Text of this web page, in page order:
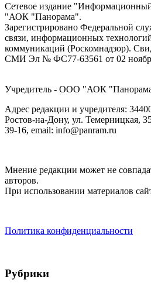
Сетевое издание
"АОК "Панорама".
Зарегистрировано Федеральной
связи, информационных
коммуникаций (Роскомнадзор).
СМИ Эл № ФС77-63561 от 02
Учредитель - ООО "АОК
Адрес редакции и учредителя:
Ростов-на-Дону, ул. Темерницкая,
39-16, email: info@panram.ru
Мнение редакции может не
авторов.
При использовании материалов
Политика конфиденциальности
Рубрики